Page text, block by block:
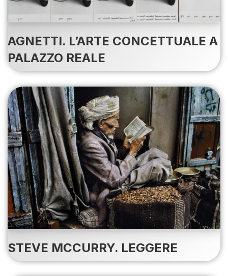
AGNETTI. L’ARTE CONCETTUALE A
PALAZZO REALE
STEVE MCCURRY. LEGGERE